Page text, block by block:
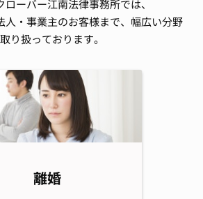
ーバー江南法律事務所では、
人・事業主のお客様まで、幅広い分野
り扱っております。
離婚